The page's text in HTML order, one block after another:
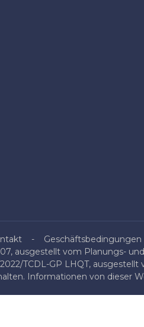
Geschäftsbedingungen
ausgestellt vom Planungs-
TCDL-GP LHQT,
Informationen von